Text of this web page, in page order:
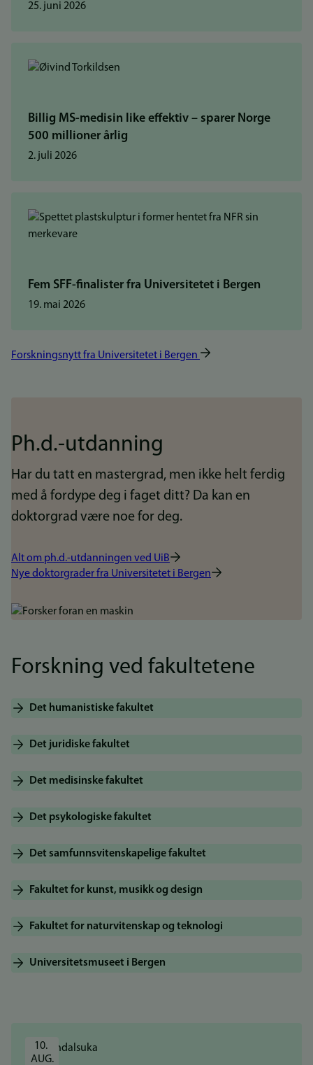
25. juni 2026
Billig MS-medisin like effektiv – sparer Norge
500 millioner årlig
2. juli 2026
Fem SFF-finalister fra Universitetet i Bergen
19. mai 2026
Forskningsnytt fra Universitetet i Bergen
Ph.d.-utdanning
Har du tatt en mastergrad, men ikke helt ferdig
med å fordype deg i faget ditt? Da kan en
doktorgrad være noe for deg.
Alt om ph.d.-utdanningen ved UiB
Nye doktorgrader fra Universitetet i Bergen
Bilde
Forskning ved fakultetene
Det humanistiske fakultet
Det juridiske fakultet
Det medisinske fakultet
Det psykologiske fakultet
Det samfunnsvitenskapelige fakultet
Fakultet for kunst, musikk og design
Fakultet for naturvitenskap og teknologi
Universitetsmuseet i Bergen
10.
AUG.